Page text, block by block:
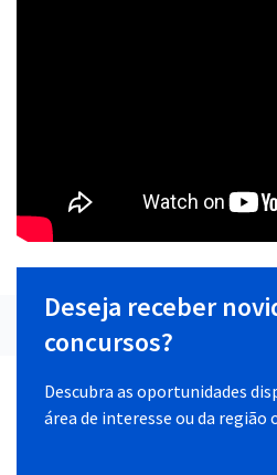
Deseja receber
concursos?
Descubra as oportunidades
área de interesse ou da região